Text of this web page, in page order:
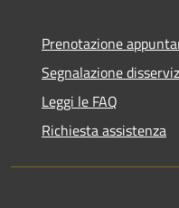
Prenotazione
Segnalazione
Leggi le FAQ
Richiesta assistenza